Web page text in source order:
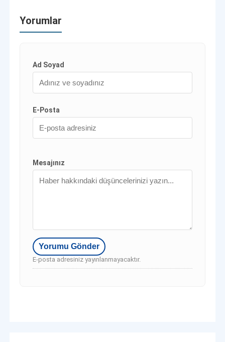
Yorumlar
Ad Soyad
E-Posta
Mesajınız
E-posta adresiniz yayınlanmayacaktır.